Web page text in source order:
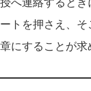
トを押さえ、
にすることが求